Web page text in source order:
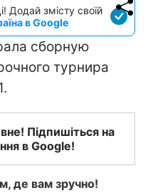
Додай змісту своїй
в Google
сборную
турнира
Підпишіться на
в Google!
де вам зручно!